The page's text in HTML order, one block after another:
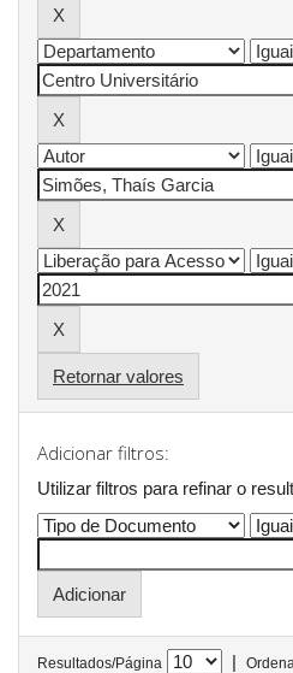
Retornar valores
Adicionar filtros:
Utilizar filtros para refinar o
Resultados/Página |